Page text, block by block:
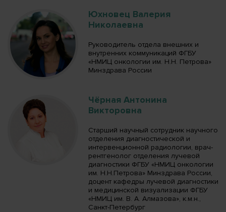
Юхновец Валерия
Николаевна
Руководитель отдела внешних и
внутренних коммуникаций ФГБУ
«НМИЦ онкологии им. Н.Н. Петрова»
Минздрава России
Чёрная Антонина
Викторовна
Старший научный сотрудник научного
отделения диагностической и
интервенционной радиологии, врач-
рентгенолог отделения лучевой
диагностики ФГБУ «НМИЦ онкологии
им. Н.Н.Петрова» Минздрава России,
доцент кафедры лучевой диагностики
и медицинской визуализации ФГБУ
«НМИЦ им. В. А. Алмазова», к.м.н.,
Санкт-Петербург